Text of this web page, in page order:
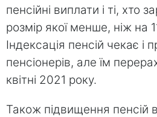
пенсійні виплати і ті, хто
розмір якої менше, ніж на
Індексація пенсій чекає і
пенсіонерів, але їм
квітні 2021 року.
Також підвищення пенсій